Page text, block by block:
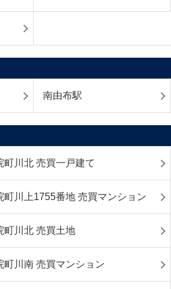
南由布駅
町川北 売買一戸建て
町川上1755番地 売買マンション
町川北 売買土地
町川南 売買マンション